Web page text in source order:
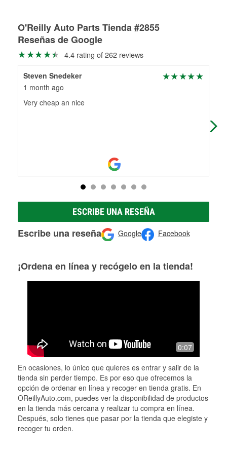
partes de reemplazo correctas para tu reparación.
Rectificación de tambores y discos de freno
O'Reilly Auto Parts Tienda #2855
Reseñas de Google
4.4 rating of 262 reviews
Steven Snedeker
1 month ago
Very cheap an nice
ESCRIBE UNA RESEÑA
Escribe una reseña Google Facebook
¡Ordena en línea y recógelo en la tienda!
0:07
En ocasiones, lo único que quieres es entrar y salir de la
tienda sin perder tiempo. Es por eso que ofrecemos la
opción de ordenar en línea y recoger en tienda gratis. En
OReillyAuto.com, puedes ver la disponibilidad de productos
en la tienda más cercana y realizar tu compra en línea.
Después, solo tienes que pasar por la tienda que elegiste y
recoger tu orden.